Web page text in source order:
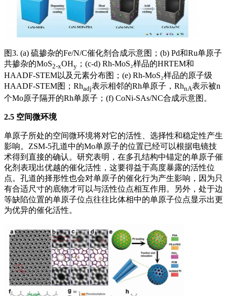
图3. (a) 硫掺杂的Fe/N/C催化剂合成示意图；(b) Pd和Ru单原子
共掺杂的MoS2-xOHy ；(c-d) Rh-MoS₂样品的HRTEM和
HAADF-STEM以及元素分布图；(e) Rh-MoS₂样品的原子级
HAADF-STEM图；Rhadj表示相邻的Rh单原子，RhnA表示被n
个Mo原子隔开的Rh单原子；(f) CoNi-SAs/NC合成示意图。
2.5 空间微环境
单原子所处的空间微环境将对它的活性、选择性和稳定性产生
影响。ZSM-5孔道中的Mo单原子的位置已经可以根据电镜技
术得到直接的确认。研究表明，在多孔结构中锚定的单原子催
化剂表现出优越的催化活性，这要得益于高度暴露的活性位
点。孔道的择形性也会对单原子的催化行为产生影响，因为只
有合适尺寸的底物才可以与活性位点相互作用。另外，处于边
等缺陷位置的单原子位点往往比体相中的单原子位点显示出更
为优异的催化活性。